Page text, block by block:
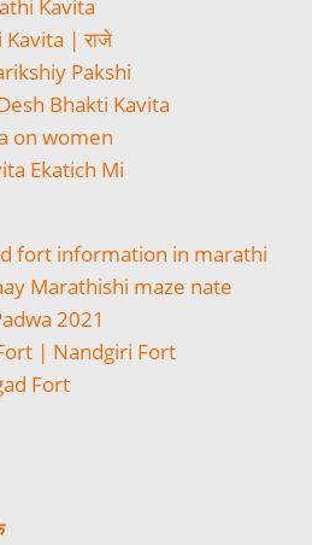
Kavita
| राजे
Pakshi
Desh Bhakti Kavita
on women
Ekatich Mi
fort information in marathi
Marathishi maze nate
2021
| Nandgiri Fort
Fort